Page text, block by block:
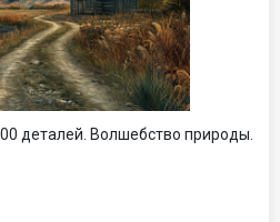
деталей. Волшебство природы.